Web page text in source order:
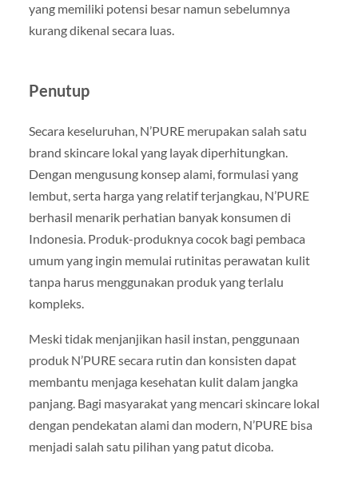
yang memiliki potensi besar namun sebelumnya
kurang dikenal secara luas.
Penutup
Secara keseluruhan, N’PURE merupakan salah satu
brand skincare lokal yang layak diperhitungkan.
Dengan mengusung konsep alami, formulasi yang
lembut, serta harga yang relatif terjangkau, N’PURE
berhasil menarik perhatian banyak konsumen di
Indonesia. Produk-produknya cocok bagi pembaca
umum yang ingin memulai rutinitas perawatan kulit
tanpa harus menggunakan produk yang terlalu
kompleks.
Meski tidak menjanjikan hasil instan, penggunaan
produk N’PURE secara rutin dan konsisten dapat
membantu menjaga kesehatan kulit dalam jangka
panjang. Bagi masyarakat yang mencari skincare lokal
dengan pendekatan alami dan modern, N’PURE bisa
menjadi salah satu pilihan yang patut dicoba.